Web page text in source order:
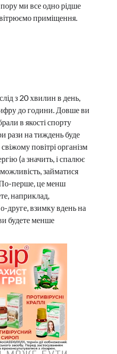
ми все одно рідше
приміщення.
з 20 хвилин в день,
до години. Довше ви
в якості спорту
рази на тиждень буде
повітрі організм
(а значить, і спалює
займатися
По-перше, це менш
наприклад,
друге, взимку вдень на
будете менше